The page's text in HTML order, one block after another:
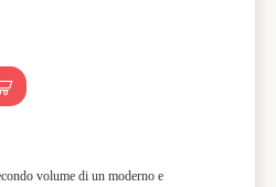
volume di un moderno e